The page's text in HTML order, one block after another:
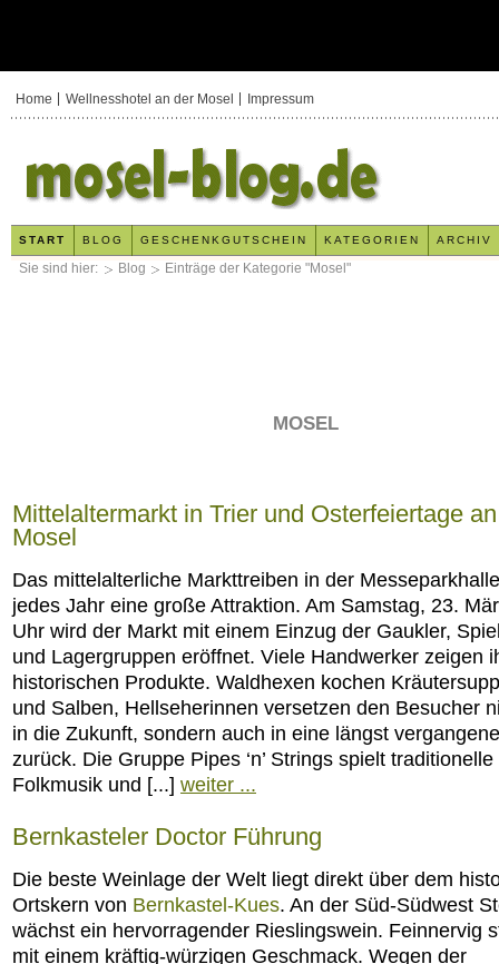
Sie sind hier: Blog Einträge der Kategorie "Mosel"
MOSEL
Mittelaltermarkt in Trier und Osterfeiertage
Mosel
Das mittelalterliche Markttreiben in der
jedes Jahr eine große Attraktion. Am Samstag, 23.
Uhr wird der Markt mit einem Einzug der Gaukler,
und Lagergruppen eröffnet. Viele Handwerker zeigen
historischen Produkte. Waldhexen kochen
und Salben, Hellseherinnen versetzen den Besucher
in die Zukunft, sondern auch in eine längst
zurück. Die Gruppe Pipes ‘n’ Strings spielt traditionelle
Folkmusik und [...] weiter ...
Bernkasteler Doctor Führung
Die beste Weinlage der Welt liegt direkt über dem
Ortskern von Bernkastel-Kues. An der Süd-Südwest
wächst ein hervorragender Rieslingswein. Feinnervig
mit einem kräftig-würzigen Geschmack. Wegen der
Home Wellnesshotel an der Mosel Impressum
START BLOG GESCHENKGUTSCHEIN KATEGORIEN ARCHIV